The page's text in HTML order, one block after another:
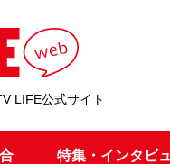
LIFE公式サイト
特集・インタビ